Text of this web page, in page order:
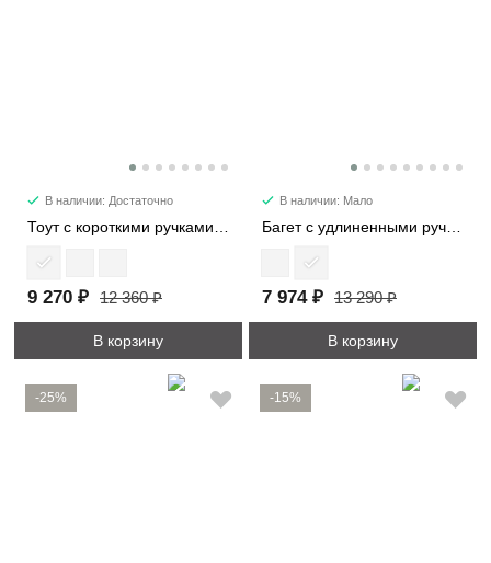
В наличии: Достаточно
9 270 ₽ 12 360 ₽
В корзину
В наличии: Мало
7 974 ₽ 13 290 ₽
В корзину
-25% -15%